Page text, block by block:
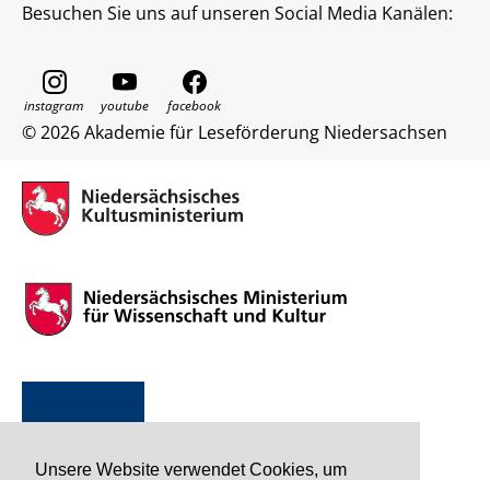
Unsere Website verwendet Cookies, um
Besuchen Sie uns auf unseren Social Media Kanälen:
© 2026 Akademie für Leseförderung Niedersachsen